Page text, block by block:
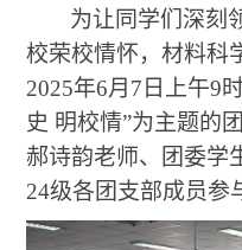
为让同学们深刻
校荣校情怀，材料科
2025年6月7日上午9
史 明校情”为主题的
郝诗韵老师、团委学
24级各团支部成员参